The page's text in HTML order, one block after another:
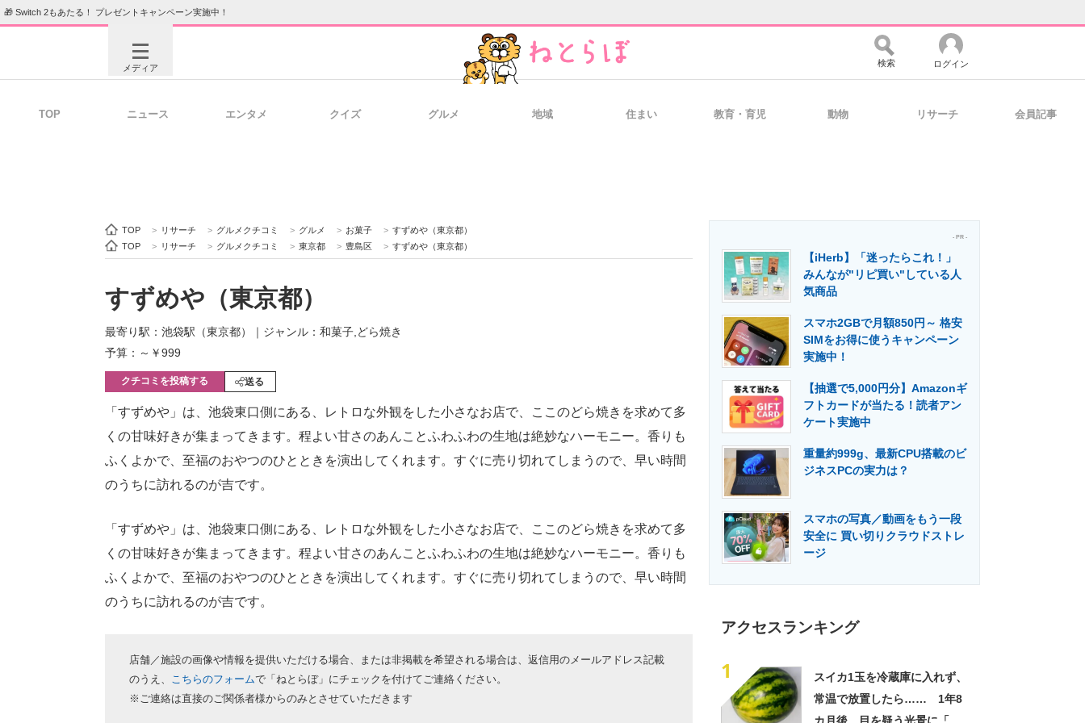
🎁 Switch 2もあたる！ プレゼントキャンペーン実施中！
メディア
経営リーダーのコミュニティ マーケ×ITの今がよく分かる
ITエンジニア向け専門サイト 製造業のIT導入・活用を支援
モノづくり技術者専門サイト
検索 ログイン
TOP ニュース エンタメ クイズ グルメ 地域 住まい 教育・育児 動物 リサーチ 会員記事
TOP > リサーチ > グルメクチコミ > グルメ > お菓子 > すずめや（東京都）
TOP
> リサーチ > グルメクチコミ > 東京都 > 豊島区 > すずめや（東京都）
すずめや（東京都）
最寄り駅：池袋駅（東京都） ｜ ジャンル：和菓子,どら焼き
予算：～￥999
クチコミを投稿する 送る
「すずめや」は、池袋東口側にある、レトロな外観をした小さなお店で、ここのどら焼きを求めて多
くの甘味好きが集まってきます。程よい甘さのあんことふわふわの生地は絶妙なハーモニー。香りも
ふくよかで、至福のおやつのひとときを演出してくれます。すぐに売り切れてしまうので、早い時間
のうちに訪れるのが吉です。
「すずめや」は、池袋東口側にある、レトロな外観をした小さなお店で、ここのどら焼きを求めて多
くの甘味好きが集まってきます。程よい甘さのあんことふわふわの生地は絶妙なハーモニー。香りも
ふくよかで、至福のおやつのひとときを演出してくれます。すぐに売り切れてしまうので、早い時間
のうちに訪れるのが吉です。
店舗／施設の画像や情報を提供いただける場合、または非掲載を希望される場合は、返信用のメールアドレス記載
のうえ、 こちらのフォームで「ねとらぼ」にチェックを付けてご連絡ください。
※ご連絡は直接のご関係者様からのみとさせていただきます
- PR -
【iHerb】「迷ったらこれ！」
みんなが"リピ買い"している人
気商品
スマホ2GBで月額850円～ 格安
SIMをお得に使うキャンペーン
実施中！
【抽選で5,000円分】Amazonギ
フトカードが当たる！読者アン
ケート実施中
重量約999g、最新CPU搭載のビ
ジネスPCの実力は？
スマホの写真／動画をもう一段
安全に 買い切りクラウドストレ
ージ
アクセスランキング
1
スイカ1玉を冷蔵庫に入れず、
常温で放置したら…… 1年8